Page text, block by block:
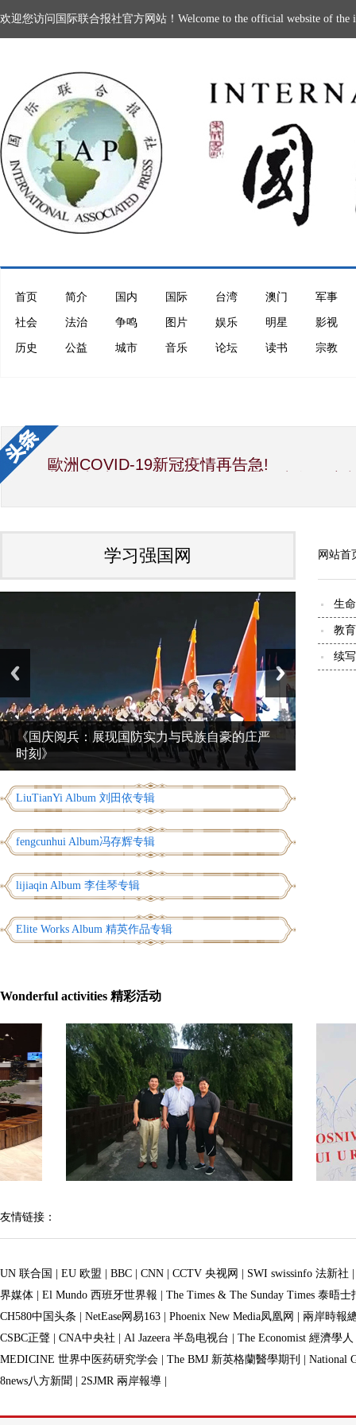
欢迎您访问国际联合报社官方网站！Welcome to the official website of the
首页 简介 国内 国际 台湾 澳门 军事
社会 法治 争鸣 图片 娱乐 明星 影视
历史 公益 城市 音乐 论坛 读书 宗教
歐洲COVID-19新冠疫情再告急!
国宝素食厨神洪银龙与吴慧莲理事长大力推
因受疫情影响，彭阳月子鸡蛋滞销，给企
夏精准扶贫项目，也是彭阳特产。疫情之
中共中央政治局常务委员会召开会议 研究
习近平向全国各族人民致以美好的新春祝福
国家主席习近平发表二〇二〇年新年贺词
中国会变成一个大强国而又使人可亲（光
学习强国网
《国庆阅兵：展现国防实力与民族自豪的庄严
时刻》
LiuTianYi Album 刘田依专辑
fengcunhui Album冯存辉专辑
lijiaqin Album 李佳琴专辑
Elite Works Album 精英作品专辑
网站首
生
教
续
Wonderful activities 精彩活动
友情链接：
UN 联合国 EU 欧盟 BBC CNN CCTV 央视网 SWI swissinfo 法新社
界媒体
El Mundo 西班牙世界報
The Times & The Sunday Times 泰晤士
CH580中国头条
NetEase网易163 Phoenix New Media凤凰网
兩岸時報
CSBC正聲
CNA中央社 Al Jazeera 半岛电视台 The Economist 經濟學人
MEDICINE 世界中医药研究学会
The BMJ 新英格蘭醫學期刊
National
8news八方新聞
2SJMR 兩岸報導